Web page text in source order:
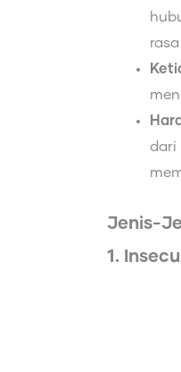
dari
Jenis-
1.